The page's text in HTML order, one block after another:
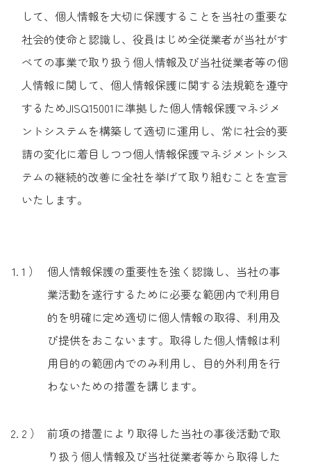
して、個人情報を大切に保護することを当社の重要な
社会的使命と認識し、役員はじめ全従業者が当社がす
べての事業で取り扱う個人情報及び当社従業者等の個
人情報に関して、個人情報保護に関する法規範を遵守
するためJISQ15001に準拠した個人情報保護マネジメ
ントシステムを構築して適切に運用し、常に社会的要
請の変化に着目しつつ個人情報保護マネジメントシス
テムの継続的改善に全社を挙げて取り組むことを宣言
いたします。
個人情報保護の重要性を強く認識し、当社の事
業活動を遂行するために必要な範囲内で利用目
的を明確に定め適切に個人情報の取得、利用及
び提供をおこないます。取得した個人情報は利
用目的の範囲内でのみ利用し、目的外利用を行
わないための措置を講じます。
前項の措置により取得した当社の事後活動で取
り扱う個人情報及び当社従業者等から取得した